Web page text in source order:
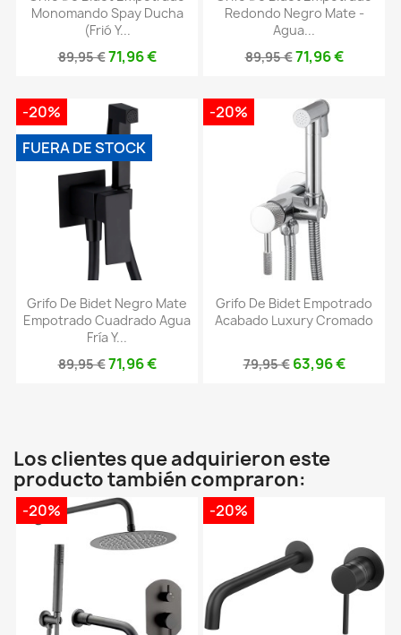
Monomando Spay Ducha
(frió Y...
89,95 €71,96 €
Redondo Negro Mate -
Agua...
89,95 €71,96 €
Grifo De Bidet Negro Mate
Empotrado Cuadrado Agua
Fría Y...
89,95 €71,96 €
-20%
FUERA DE STOCK
Grifo De Bidet Empotrado
Acabado Luxury Cromado
79,95 € 63,96 €
-20%
Los clientes que adquirieron este
producto también compraron:
-20% -20%